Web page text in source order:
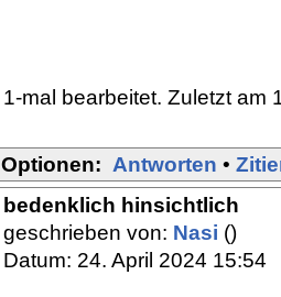
1-mal bearbeitet. Zuletzt am
Optionen: Antworten •
bedenklich hinsichtlich
geschrieben von: Nasi ()
Datum: 24. April 2024 15:54